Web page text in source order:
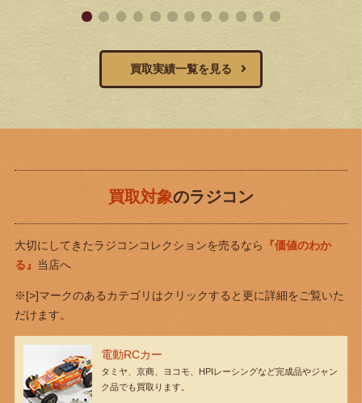
買取実績一覧を見る
買取対象のラジコン
大切にしてきたラジコンコレクションを売るなら
『価値のわか
る』 当店へ
※[>]マークのあるカテゴリはクリックすると更に詳細をご覧いた
だけます。
電動RCカー
タミヤ、京商、ヨコモ、HPIレーシングなど完成品やジャン
ク品でも買取ります。